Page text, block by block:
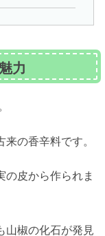
力
の香辛料です。
の皮から作られま
山椒の化石が発見